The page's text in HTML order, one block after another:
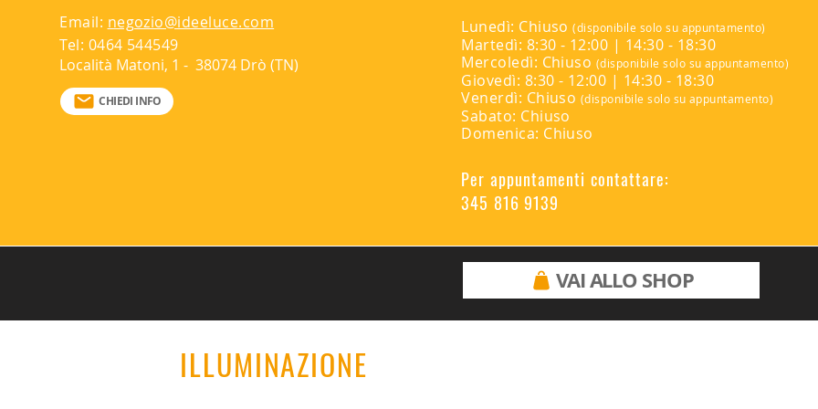
Email: negozio@ideeluce.com
Tel: 0464 544549
Località Matoni, 1 - 38074 Drò (TN)
CHIEDI INFO
Lunedì: Chiuso(disponibile solo su appuntamento)
Martedì: 8:30 - 12:00 | 14:30 - 18:30
Mercoledì: Chiuso (disponibile solo su appuntamento)
Giovedì: 8:30 - 12:00 | 14:30 - 18:30
Venerdì: Chiuso (disponibile solo su appuntamento)
Sabato: Chiuso
Domenica: Chiuso
Per appuntamenti contattare:
345 816 9139
VAI ALLO SHOP
ILLUMINAZIONE